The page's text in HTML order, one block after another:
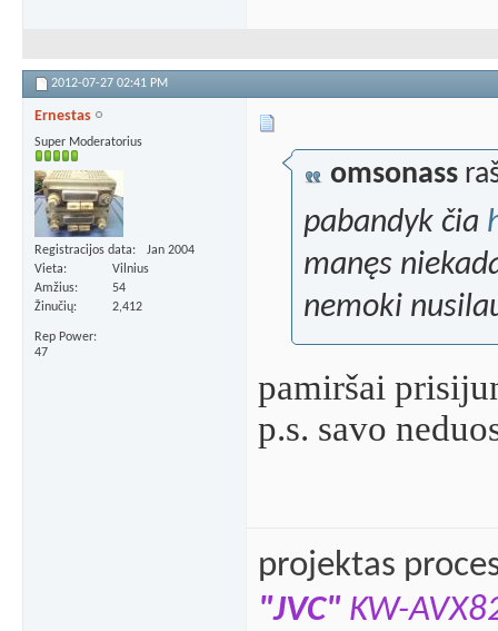
2012-07-27 02:41 PM
Ernestas
Super Moderatorius
Registracijos data
Jan 2004
Vieta
Vilnius
Amžius
54
Žinučių
2,412
Rep Power
47
omsonass
pabandyk čia
manęs
nemoki
pamiršai
p.s. savo
projektas
"JVC" KW-